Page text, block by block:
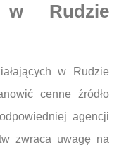
w Rudzie
w Rudzie
cenne źródło
agencji
zwraca uwagę na